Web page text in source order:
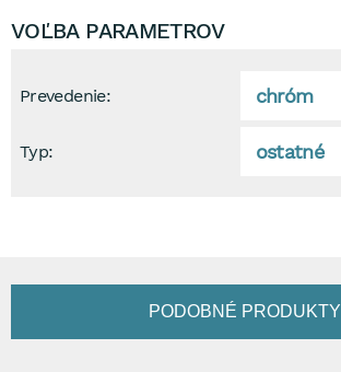
VOĽBA PARAMETROV
Prevedenie: chróm
Typ: ostatné
PODOBNÉ PRODUKTY